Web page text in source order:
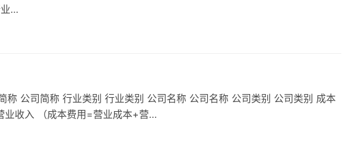
…
称 公司简称 行业类别 行业类别 公司名称 公司名称 公司类别 公司类别 成本
业收入 （成本费用=营业成本+营…